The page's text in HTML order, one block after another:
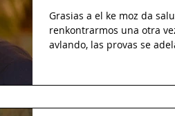
Grasias a el ke moz da
renkontrarmos una otra
avlando, las provas se